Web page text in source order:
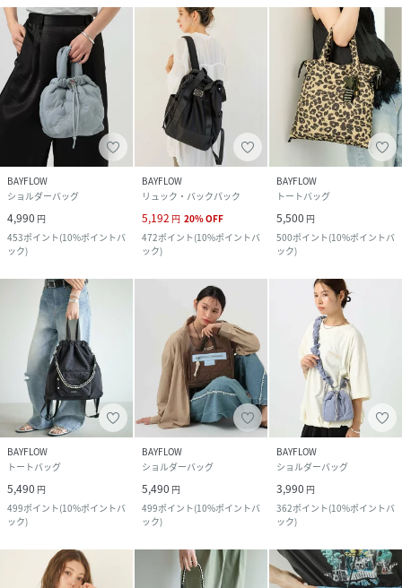
BAYFLOW
ショルダーバッグ
4,990 円
453ポイント(10%ポイントバ
ック)
BAYFLOW
リュック・バックパック
5,192 円 20%OFF
472ポイント(10%ポイントバ
ック)
BAYFLOW
トートバッグ
5,500 円
500ポイント(10%ポイントバ
ック)
BAYFLOW
トートバッグ
5,490 円
499ポイント(10%ポイントバ
ック)
BAYFLOW
ショルダーバッグ
5,490 円
499ポイント(10%ポイントバ
ック)
BAYFLOW
ショルダーバッグ
3,990 円
362ポイント(10%ポイントバ
ック)